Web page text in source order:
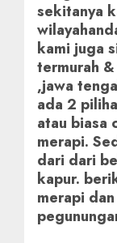
sekitanya
kami juga
termurah
,jawa
ada 2
atau biasa
merapi.
dari dari
kapur.
merapi